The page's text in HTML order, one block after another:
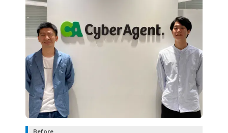
Before